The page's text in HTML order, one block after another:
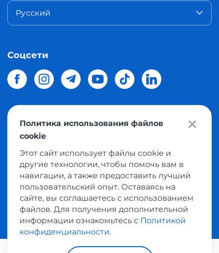
Русский
Соцсети
© 2026 Meest Shoppingдоставка покупок с интернет
магазинов мира в Украину.
Политика конфиденциальности
Публичная оферта
Условия пользования сервисом выкупа товаров
Политика использования файлов
cookie
Этот сайт использует файлы cookie и
другие технологии, чтобы помочь вам в
навигации, а также предоставить лучший
пользовательский опыт. Оставаясь на
сайте, вы соглашаетесь с использованием
файлов. Для получения дополнительной
информации ознакомьтесь с Политикой
конфиденциальности.